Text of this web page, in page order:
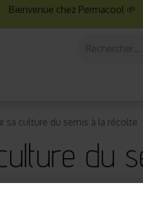
chez Permacool 🌱
sa culture du semis à la récolte
du